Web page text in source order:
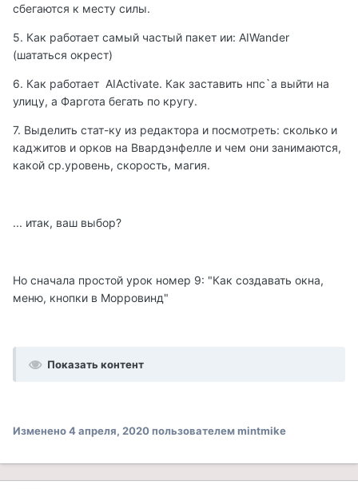
сбегаются к месту силы.
5. Как работает самый частый пакет ии: AIWander
(шататься окрест)
6. Как работает AIActivate. Как заставить нпс`а выйти на
улицу, а Фаргота бегать по кругу.
7. Выделить стат-ку из редактора и посмотреть: сколько и
каджитов и орков на Ввардэнфелле и чем они занимаются,
какой ср.уровень, скорость, магия.
... итак, ваш выбор?
Но сначала простой урок номер 9: "Как создавать окна,
меню, кнопки в Морровинд"
Показать контент
Изменено4 апреля, 2020пользователем mintmike